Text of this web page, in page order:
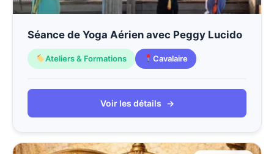
Séance de Yoga Aérien avec Peggy Lucido
Ateliers & Formations Cavalaire
Voir les détails →